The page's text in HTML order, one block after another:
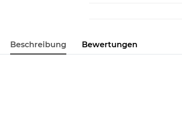
Beschreibung Bewertungen